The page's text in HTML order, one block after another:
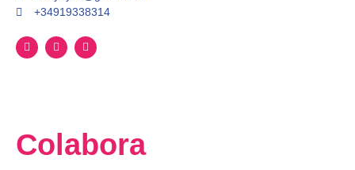
+34919338314
Colabora